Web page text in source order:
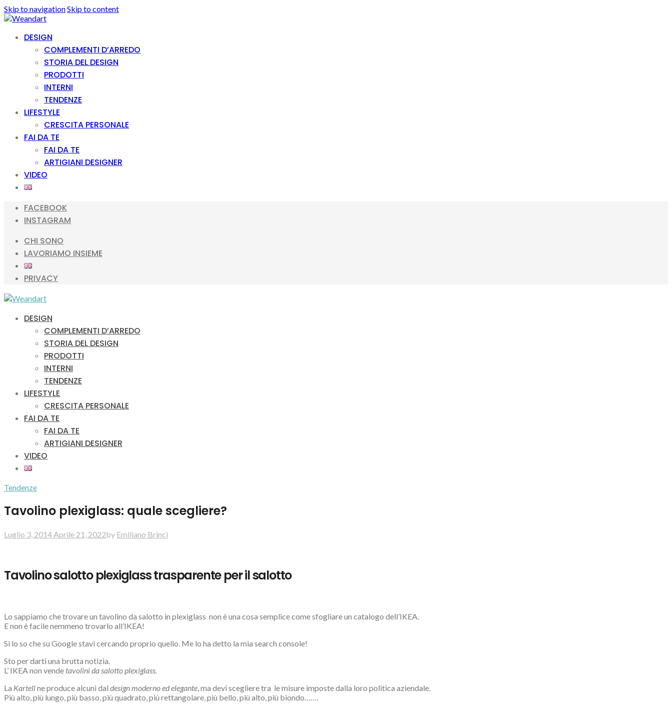
Skip to navigationSkip to content
DESIGN
COMPLEMENTI D’ARREDO
STORIA DEL DESIGN
PRODOTTI
INTERNI
TENDENZE
LIFESTYLE
CRESCITA PERSONALE
FAI DA TE
FAI DA TE
ARTIGIANI DESIGNER
VIDEO
FACEBOOK
INSTAGRAM
CHI SONO
LAVORIAMO INSIEME
PRIVACY
DESIGN
COMPLEMENTI D’ARREDO
STORIA DEL DESIGN
PRODOTTI
INTERNI
TENDENZE
LIFESTYLE
CRESCITA PERSONALE
FAI DA TE
FAI DA TE
ARTIGIANI DESIGNER
VIDEO
Tendenze
Tavolino plexiglass: quale scegliere?
Luglio 3, 2014 Aprile 21, 2022by Emiliano Brinci
Tavolino salotto plexiglass trasparente per il salotto
Lo sappiamo che trovare un tavolino da salotto in plexiglass non è una cosa semplice come sfogliare un catalogo dell’IKEA.
E non è facile nemmeno trovarlo all’IKEA!
Si lo so che su Google stavi cercando proprio quello. Me lo ha detto la mia search console!
Sto per darti una brutta notizia.
L’ IKEA non vende tavolini da salotto plexiglass.
La Kartellne produce alcuni dal design moderno ed elegante , ma devi scegliere tra le misure imposte dalla loro politica aziendale.
Più alto, più lungo, più basso, più quadrato, più rettangolare, più bello, più alto, più biondo…….